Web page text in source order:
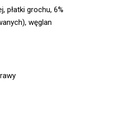
płatki grochu, 6%
węglan